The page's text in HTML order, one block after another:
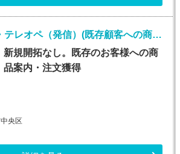
コールセンター・テレオペ（発信）(既存顧客への商品案内・注文受付)
新規開拓なし。既存のお客様への商
品案内・注文獲得
央区